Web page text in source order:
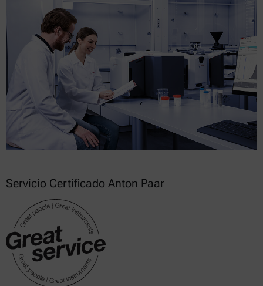
Servicio Certificado Anton Paar